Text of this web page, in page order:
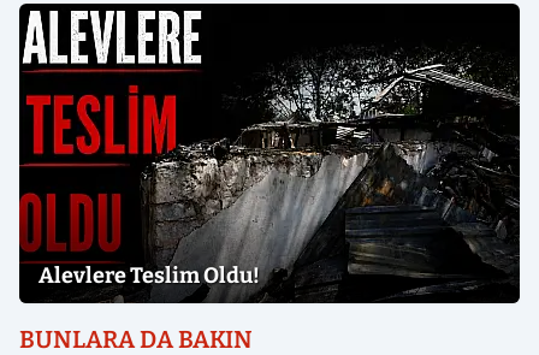
Alevlere Teslim Oldu!
BUNLARA DA BAKIN